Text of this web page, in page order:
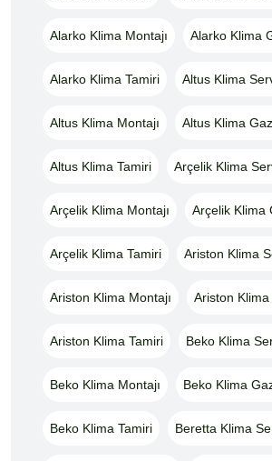
Alarko Klima Montajı Alarko Klima
Alarko Klima Tamiri Altus Klima
Altus Klima Montajı Altus Klima
Altus Klima Tamiri Arçelik Klima
Arçelik Klima Montajı Arçelik Klima
Arçelik Klima Tamiri Ariston Klima
Ariston Klima Montajı Ariston Klima
Ariston Klima Tamiri Beko Klima
Beko Klima Montajı Beko Klima
Beko Klima Tamiri Beretta Klima